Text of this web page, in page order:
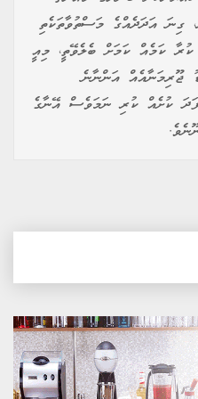
ގިނަ އަދަދެއްގެ މަސްތުވާތަކެތި
ކަމެއް ކަމަށް ބެލެވޭތީ، މިއީ
ޖޫރިމަނާއެއް އަންނާނެ
ކުށެއް ކުރި ނަމަވެސް އޭނާގެ